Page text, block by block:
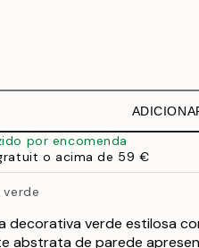
por encomenda
o acima de 59 €
verde
decorativa verde estilosa
abstrata de parede